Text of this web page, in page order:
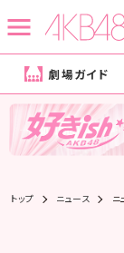
劇場ガイド
トップ ニュース ニ